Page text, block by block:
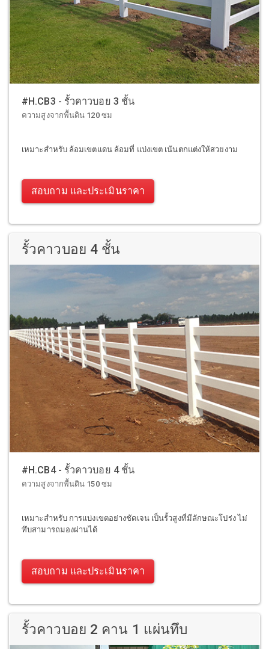
#H.CB3 - รั้วคาวบอย 3 ชั้น
ความสูงจากพื้นดิน 120 ซม
เหมาะสำหรับ ล้อมเขตแดน ล้อมที่ แบ่งเขต เน้นตกแต่งให้สวยงาม
สอบถาม และประเมินราคา
รั้วคาวบอย 4 ชั้น
#H.CB4 - รั้วคาวบอย 4 ชั้น
ความสูงจากพื้นดิน 150 ซม
เหมาะสำหรับ การแบ่งเขตอย่างชัดเจน เป็นรั้วสูงที่มีลักษณะโปร่ง ไม่
ทึบสามารถมองผ่านได้
สอบถาม และประเมินราคา
รั้วคาวบอย 2 คาน 1 แผ่นทึบ